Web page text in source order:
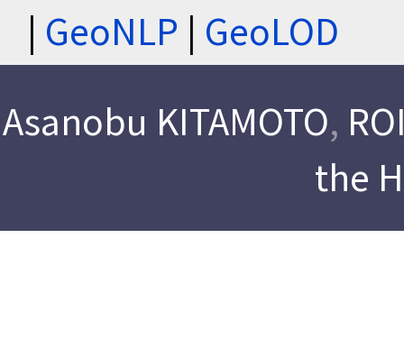
| GeoNLP | GeoLOD
Asanobu KITAMOTO,
the